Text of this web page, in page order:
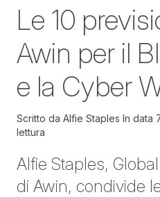
Le 10
Awin per il
e la Cyber
Scritto da Alfie Staples In data
lettura
Alfie Staples,
di Awin, condivide